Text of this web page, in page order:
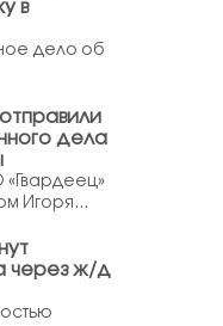
в
дело об
дела
Игоря...
через ж/д